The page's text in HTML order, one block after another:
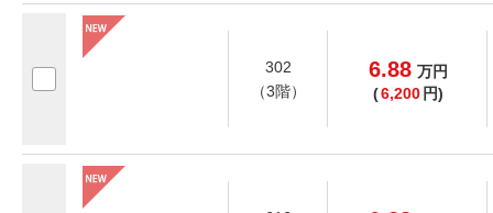
302
（3階）
6.88 万円
(6,200 円)